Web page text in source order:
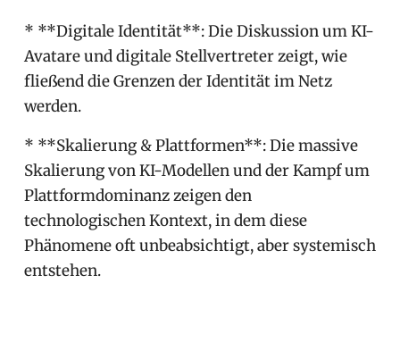
* **Digitale Identität**: Die Diskussion um KI-
Avatare und digitale Stellvertreter zeigt, wie
fließend die Grenzen der Identität im Netz
werden.
* **Skalierung & Plattformen**: Die massive
Skalierung von KI-Modellen und der Kampf um
Plattformdominanz zeigen den
technologischen Kontext, in dem diese
Phänomene oft unbeabsichtigt, aber systemisch
entstehen.